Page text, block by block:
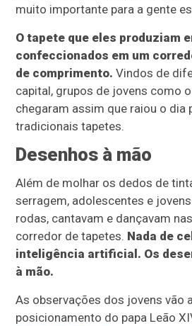
muito importante para a gente
O tapete que eles produziam
confeccionados em um
de comprimento. Vindos de
capital, grupos de jovens como
chegaram assim que raiou o dia
tradicionais tapetes.
Desenhos à mão
Além de molhar os dedos de
serragem, adolescentes e
rodas, cantavam e dançavam
corredor de tapetes. Nada de
inteligência artificial. Os
à mão.
As observações dos jovens vão
posicionamento do papa Leão